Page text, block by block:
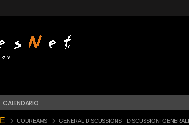
CALENDARIO
UODREAMS GENERAL DISCUSSIONS - DISCUSSIONI GENERALI